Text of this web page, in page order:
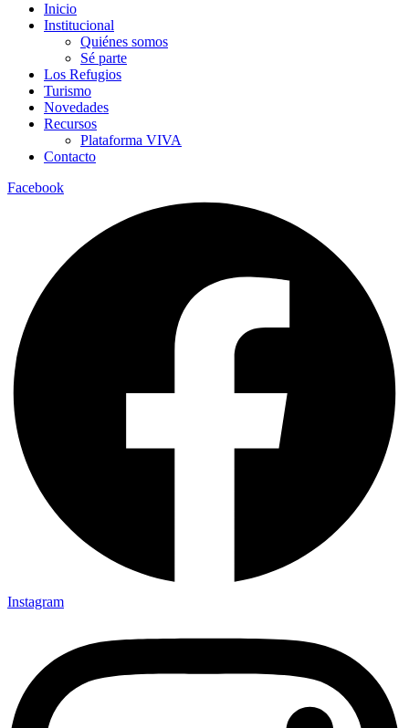
Inicio
Institucional
Quiénes somos
Sé parte
Los Refugios
Turismo
Novedades
Recursos
Plataforma VIVA
Contacto
Facebook
Instagram